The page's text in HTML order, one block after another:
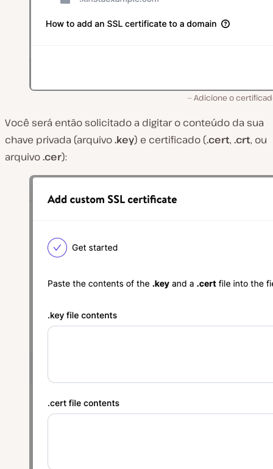
Adicione o
Você será então solicitado a digitar o conteúdo da sua
chave privada (arquivo.key) e certificado (.cert, .crt, ou
arquivo.cer):